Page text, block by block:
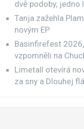
dvě podoby, jedno
Tanja zažehla
novým EP
Basinfirefest
vzpomněli na
Limetall otevírá
za sny a Dlouhej